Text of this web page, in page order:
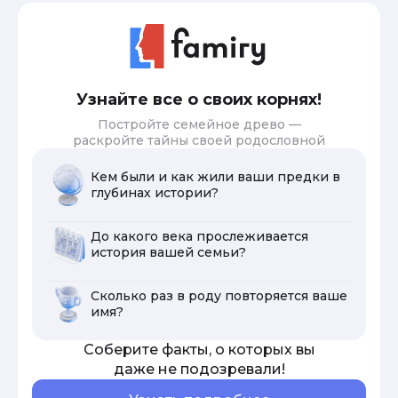
Узнайте все о своих корнях!
Постройте семейное древо —
раскройте тайны своей родословной
Кем были и как жили ваши предки в
глубинах истории?
До какого века прослеживается
история вашей семьи?
Сколько раз в роду повторяется ваше
имя?
Соберите факты, о которых вы
даже не подозревали!